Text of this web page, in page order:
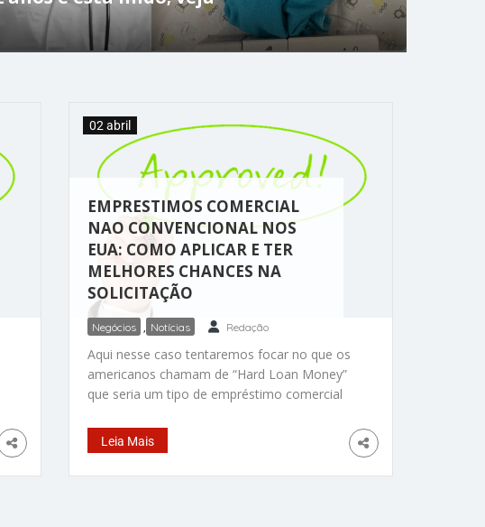
EMPRESTIMOS COMERCIAL
NAO CONVENCIONAL NOS
EUA: COMO APLICAR E TER
MELHORES CHANCES NA
SOLICITAÇÃO
02 abril
Negócios , Notícias Redação
Aqui nesse caso tentaremos focar no que os
americanos chamam de “Hard Loan Money”
que seria um tipo de empréstimo comercial
usado para compra de propriedades
comerciais ou outro tipo de investimento
comercial, mas principalmente em transações
Leia Mais